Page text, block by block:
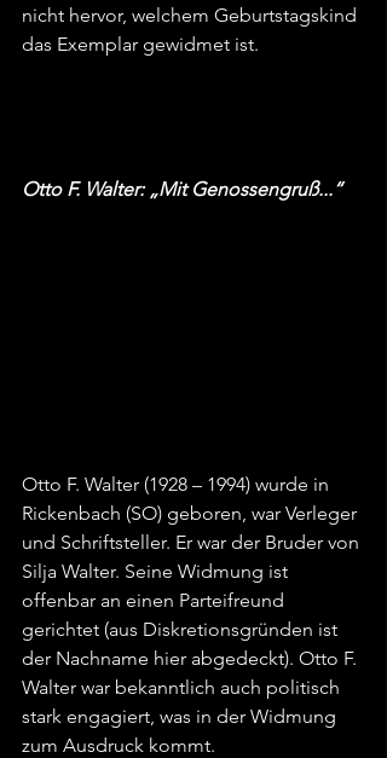
nicht hervor, welchem Geburtstagskind
das Exemplar gewidmet ist.
Otto F. Walter: „Mit Genossengruß...“
Otto F. Walter (1928 – 1994) wurde in
Rickenbach (SO) geboren, war Verleger
und Schriftsteller. Er war der Bruder von
Silja Walter. Seine Widmung ist
offenbar an einen Parteifreund
gerichtet (aus Diskretionsgründen ist
der Nachname hier abgedeckt). Otto F.
Walter war bekanntlich auch politisch
stark engagiert, was in der Widmung
zum Ausdruck kommt.